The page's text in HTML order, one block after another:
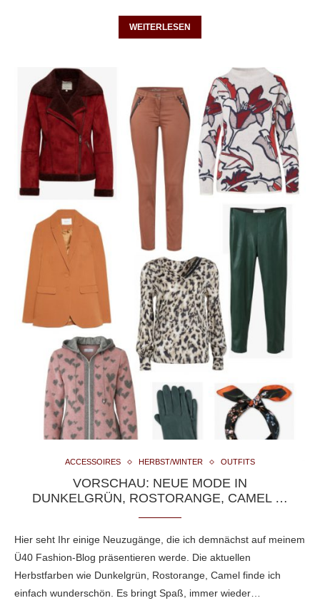
WEITERLESEN
ACCESSOIRES HERBST/WINTER OUTFITS
VORSCHAU: NEUE MODE IN
DUNKELGRÜN, ROSTORANGE, CAMEL …
Hier seht Ihr einige Neuzugänge, die ich demnächst auf meinem
Ü40 Fashion-Blog präsentieren werde. Die aktuellen
Herbstfarben wie Dunkelgrün, Rostorange, Camel finde ich
einfach wunderschön. Es bringt Spaß, immer wieder…